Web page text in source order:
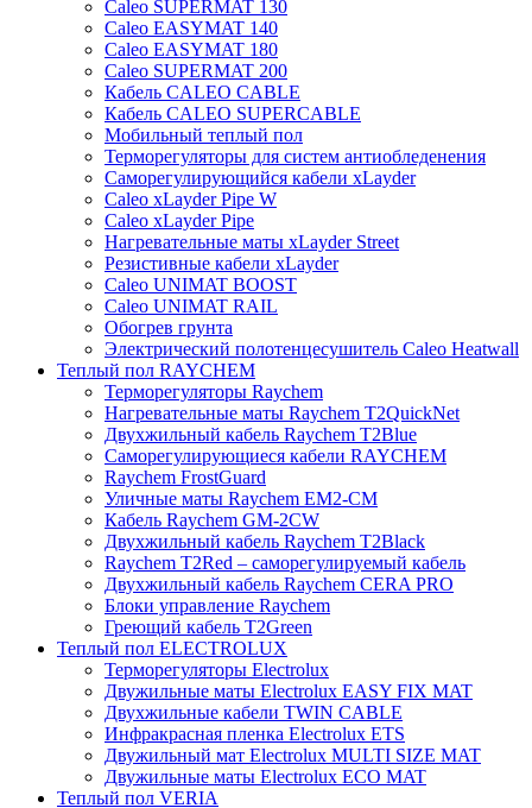
Caleo SUPERMAT 130
Caleo EASYMAT 140
Caleo EASYMAT 180
Caleo SUPERMAT 200
Кабель CALEO CABLE
Кабель CALEO SUPERCABLE
Мобильный теплый пол
Терморегуляторы для систем антиобледенения
Саморегулирующийся кабели xLayder
Caleo xLayder Pipe W
Caleo xLayder Pipe
Нагревательные маты xLayder Street
Резистивные кабели xLayder
Caleo UNIMAT BOOST
Caleo UNIMAT RAIL
Обогрев грунта
Электрический полотенцесушитель Caleo Heatwall
Теплый пол RAYCHEM
Терморегуляторы Raychem
Нагревательные маты Raychem T2QuickNet
Двухжильный кабель Raychem T2Blue
Саморегулирующиеся кабели RAYCHEM
Raychem FrostGuard
Уличные маты Raychem EM2-CM
Кабель Raychem GM-2CW
Двухжильный кабель Raychem T2Black
Raychem T2Red – саморегулируемый кабель
Двухжильный кабель Raychem CERA PRO
Блоки управление Raychem
Греющий кабель T2Green
Теплый пол ELECTROLUX
Терморегуляторы Electrolux
Двужильные маты Electrolux EASY FIX MAT
Двухжильные кабели TWIN CABLE
Инфракрасная пленка Electrolux ETS
Двужильный мат Electrolux MULTI SIZE MAT
Двужильные маты Electrolux ECO MAT
Теплый пол VERIA